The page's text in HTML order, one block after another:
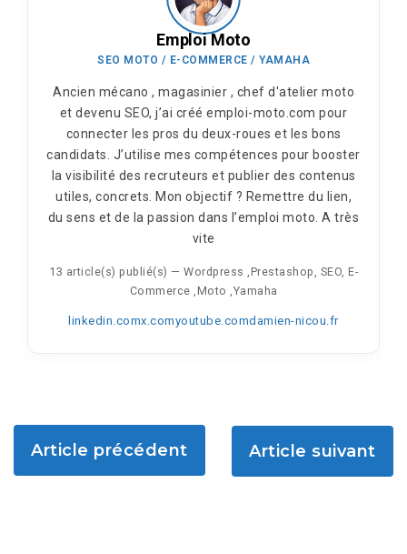
Emploi Moto
SEO MOTO / E-COMMERCE / YAMAHA
Ancien mécano , magasinier , chef d'atelier moto
et devenu SEO, j’ai créé emploi-moto.com pour
connecter les pros du deux-roues et les bons
candidats. J’utilise mes compétences pour booster
la visibilité des recruteurs et publier des contenus
utiles, concrets. Mon objectif ? Remettre du lien,
du sens et de la passion dans l’emploi moto. A très
vite
13 article(s) publié(s) — Wordpress ,Prestashop, SEO, E-
Commerce ,Moto ,Yamaha
linkedin.comx.comyoutube.comdamien-nicou.fr
Article précédent Article suivant